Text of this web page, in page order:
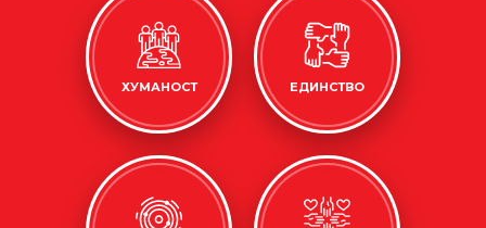
ХУМАНОСТ ЕДИНСТВО